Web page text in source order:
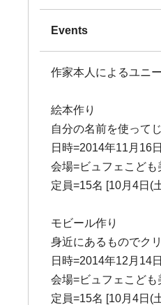
Events
作家本人によるユニ
絵本作り
自分の名前を使って
日時=2014年11月16
会場=ビュフェこども
定員=15名 [10月4日(
モビール作り
身近にあるものでク
日時=2014年12月14
会場=ビュフェこども
定員=15名 [10月4日(